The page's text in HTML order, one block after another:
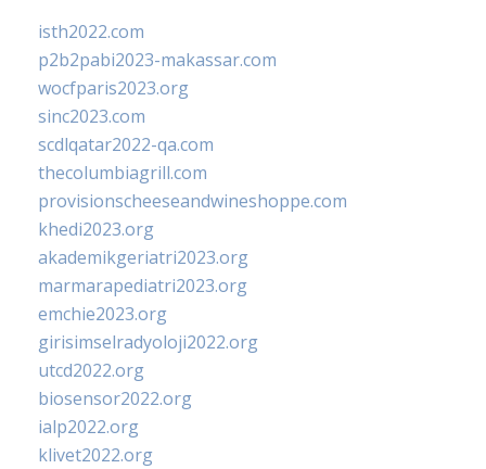
isth2022.com
p2b2pabi2023-makassar.com
wocfparis2023.org
sinc2023.com
scdlqatar2022-qa.com
thecolumbiagrill.com
provisionscheeseandwineshoppe.com
khedi2023.org
akademikgeriatri2023.org
marmarapediatri2023.org
emchie2023.org
girisimselradyoloji2022.org
utcd2022.org
biosensor2022.org
ialp2022.org
klivet2022.org